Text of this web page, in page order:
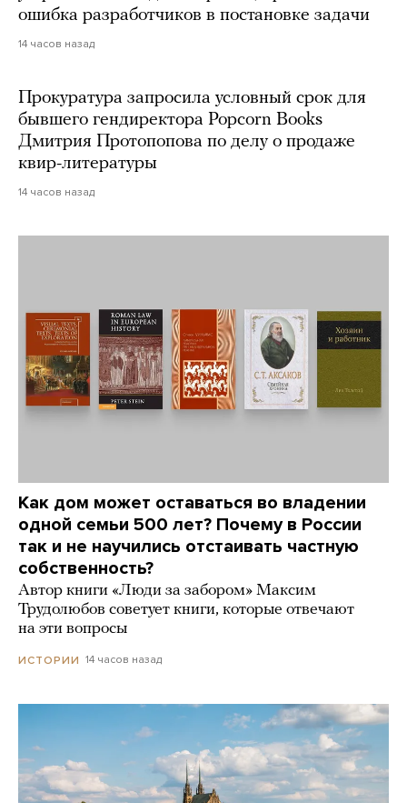
ошибка разработчиков в постановке задачи
14 часов назад
Прокуратура запросила условный срок для
бывшего гендиректора Popcorn Books
Дмитрия Протопопова по делу о продаже
квир-литературы
14 часов назад
Как дом может оставаться во владении
одной семьи 500 лет? Почему в России
так и не научились отстаивать частную
собственность?
Автор книги «Люди за забором» Максим
Трудолюбов советует книги, которые отвечают
на эти вопросы
ИСТОРИИ 14 часов назад